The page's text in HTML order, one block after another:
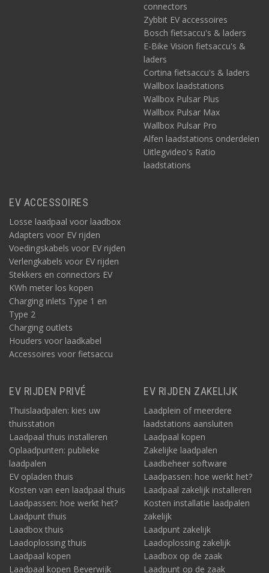
connectors
Zybbit EV accessoires
Bosch fietsaccu's & laders
E-Bike Vision fietsaccu's &
laders
Cortina fietsaccu's & laders
Wallbox laadstations
Wallbox Pulsar Plus
Wallbox Pulsar Max
Wallbox Pulsar Pro
Alfen laadstations onderdelen
Uitlegvideo's Ratio
laadstations
EV ACCESSOIRES
Losse laadpaal voor laadbox
Adapters voor EV rijden
Voedingskabels voor EV rijden
Verlengkabels voor EV rijden
Stekkers en connectors EV
KWh meter los kopen
Charging inlets Type 1 en
Type 2
Charging outlets
Houders voor laadkabel
Accessoires voor fietsaccu
EV RIJDEN PRIVÉ
Thuislaadpalen: kies uw
thuisstation
Laadpaal thuis installeren
Oplaadpunten: publieke
laadpalen
EV opladen thuis
Kosten van een laadpaal thuis
Laadpassen: hoe werkt het?
Laadpunt thuis
Laadbox thuis
Laadoplossing thuis
Laadpaal kopen
Laadpaal kopen Beverwijk
EV RIJDEN ZAKELIJK
Laadplein of meerdere
laadstations aansluiten
Laadpaal kopen
Zakelijke laadpalen
Laadbeheer software
Laadpassen: hoe werkt het?
Laadpaal zakelijk installeren
Kosten installatie laadpalen
zakelijk
Laadpunt zakelijk
Laadoplossing zakelijk
Laadbox op de zaak
Laadpunt op de zaak